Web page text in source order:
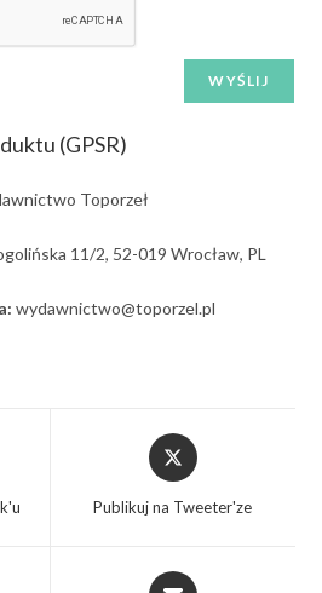
(GPSR)
Toporzeł
11/2, 52-019 Wrocław, PL
wydawnictwo@toporzel.pl
Publikuj na Tweeter'ze